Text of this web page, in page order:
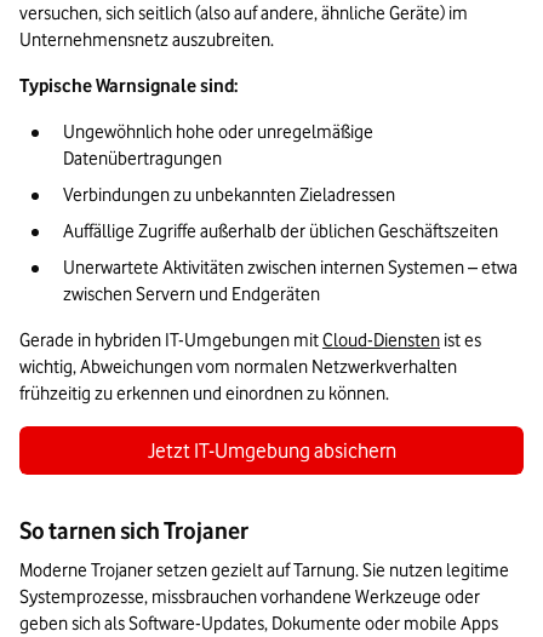
versuchen, sich seitlich (also auf andere, ähnliche Geräte) im
Unternehmensnetz auszubreiten.
Typische Warnsignale sind:
Ungewöhnlich hohe oder unregelmäßige
Datenübertragungen
Verbindungen zu unbekannten Zieladressen
Auffällige Zugriffe außerhalb der üblichen Geschäftszeiten
Unerwartete Aktivitäten zwischen internen Systemen – etwa
zwischen Servern und Endgeräten
Gerade in hybriden IT-Umgebungen mit Cloud-Diensten ist es
wichtig, Abweichungen vom normalen Netzwerkverhalten
frühzeitig zu erkennen und einordnen zu können.
Jetzt IT-Umgebung absichern
So tarnen sich Trojaner
Moderne Trojaner setzen gezielt auf Tarnung. Sie nutzen legitime
Systemprozesse, missbrauchen vorhandene Werkzeuge oder
geben sich als Software-Updates, Dokumente oder mobile Apps